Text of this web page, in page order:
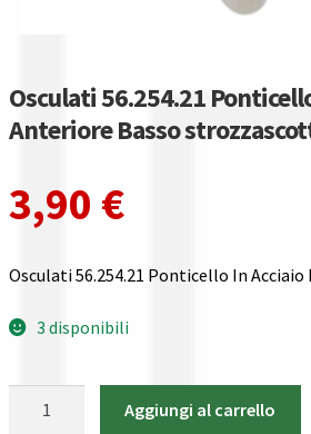
Gestione resi
Pagamenti
Privacy policy
Confronta
Confronta
Osculati 56.254.21
Anteriore Basso
3,90 €
Osculati 56.254.21 Ponticello In
3 disponibili
Aggiungi al carrello